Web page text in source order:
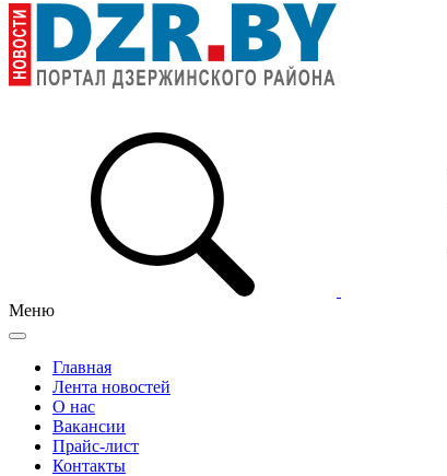
Меню
Главная
Лента новостей
О нас
Вакансии
Прайс-лист
Контакты